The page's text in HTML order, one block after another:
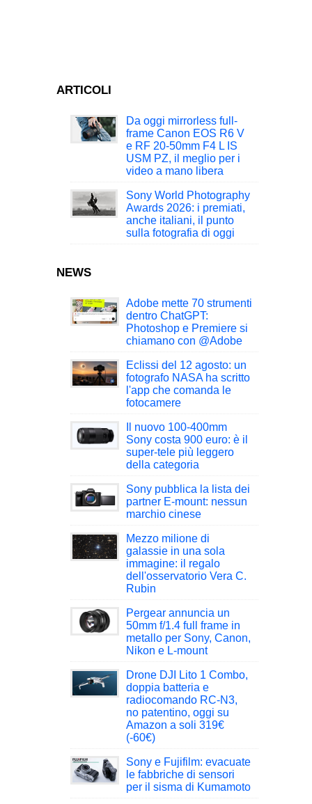
ARTICOLI
Da oggi mirrorless full-
frame Canon EOS R6 V
e RF 20-50mm F4 L IS
USM PZ, il meglio per i
video a mano libera
Sony World Photography
Awards 2026: i premiati,
anche italiani, il punto
sulla fotografia di oggi
NEWS
Adobe mette 70 strumenti
dentro ChatGPT:
Photoshop e Premiere si
chiamano con @Adobe
Eclissi del 12 agosto: un
fotografo NASA ha scritto
l'app che comanda le
fotocamere
Il nuovo 100-400mm
Sony costa 900 euro: è il
super-tele più leggero
della categoria
Sony pubblica la lista dei
partner E-mount: nessun
marchio cinese
Mezzo milione di
galassie in una sola
immagine: il regalo
dell'osservatorio Vera C.
Rubin
Pergear annuncia un
50mm f/1.4 full frame in
metallo per Sony, Canon,
Nikon e L-mount
Drone DJI Lito 1 Combo,
doppia batteria e
radiocomando RC-N3,
no patentino, oggi su
Amazon a soli 319€
(-60€)
Sony e Fujifilm: evacuate
le fabbriche di sensori
per il sisma di Kumamoto